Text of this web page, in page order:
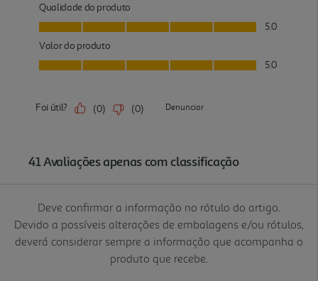
Deve confirmar a informação no rótulo do artigo.
Devido a possíveis alterações de embalagens e/ou rótulos,
deverá considerar sempre a informação que acompanha o
produto que recebe.